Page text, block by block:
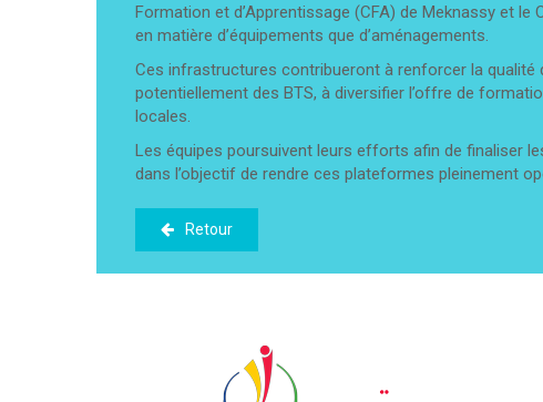
Formation et d’Apprentissage (CFA) de Meknassy et
en matière d’équipements que d’aménagements.
Ces infrastructures contribueront à renforcer la
potentiellement des BTS, à diversifier l’offre de
locales.
Les équipes poursuivent leurs efforts afin de finaliser
dans l’objectif de rendre ces plateformes pleinement
Retour